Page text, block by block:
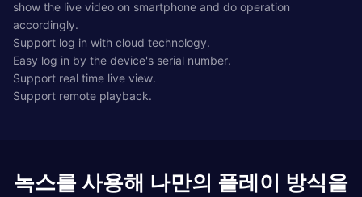
show the live video on smartphone and do operation
accordingly.
Support log in with cloud technology.
Easy log in by the device's serial number.
Support real time live view.
Support remote playback.
녹스를 사용해 나만의 플레이 방식을